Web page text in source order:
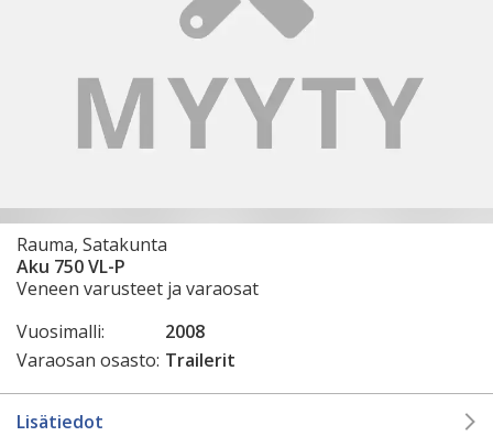
Rauma, Satakunta
Aku 750 VL-P
Veneen varusteet ja varaosat
Vuosimalli:
2008
Varaosan osasto: Trailerit
Lisätiedot